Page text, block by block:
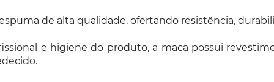
de alta qualidade, ofertando resistência,
e higiene do produto, a maca possui